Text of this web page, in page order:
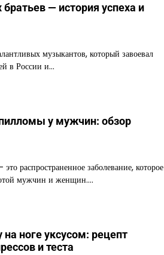
— история успеха и
музыкантов, который завоевал
в России и…
у мужчин: обзор
распространенное заболевание, которое
мужчин и женщин.…
ноге уксусом: рецепт
и теста